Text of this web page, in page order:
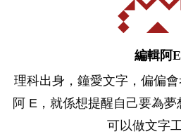
編輯阿E
理科出身，鐘愛文字，偏偏
阿 E，就係想提醒自己要為
可以做文字工